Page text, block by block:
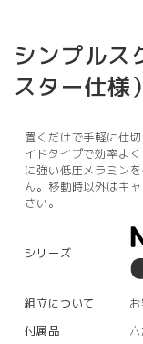
シンプルス
スター仕様
置くだけで手軽に仕
イドタイプで効率よ
に強い低圧メラミン
ん。移動時以外はキ
さい。
シリーズ
組立について
付属品